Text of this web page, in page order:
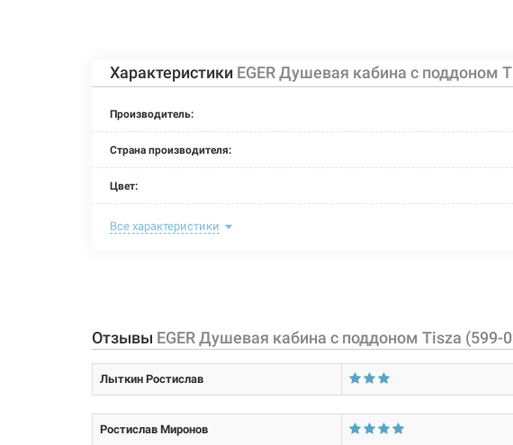
Характеристики EGER Душевая кабина с поддоном
Производитель:
Страна производителя:
Цвет:
Материал витража:
Задняя стенка:
Крыша:
Все характеристики
Отзывы EGER Душевая кабина с поддоном Tisza (599-
Лыткин Ростислав
Ростислав Миронов